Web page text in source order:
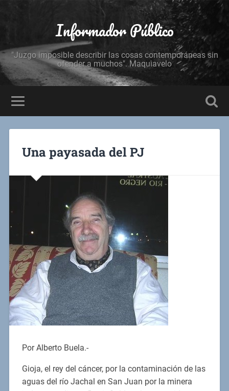
Informador Público
"Juzgo imposible describir las cosas contemporáneas sin
ofender a muchos". Maquiavelo
Una payasada del PJ
Por Alberto Buela.-
Gioja, el rey del cáncer, por la contaminación de las
aguas del río Jachal en San Juan por la minera